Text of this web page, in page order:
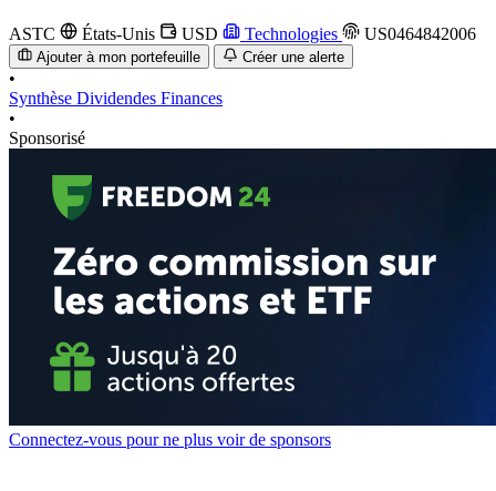
ASTC États-Unis USD Technologies US0464842006
Ajouter à mon portefeuille Créer une alerte
•
Synthèse Dividendes Finances
•
Sponsorisé
Connectez-vous pour ne plus voir de sponsors